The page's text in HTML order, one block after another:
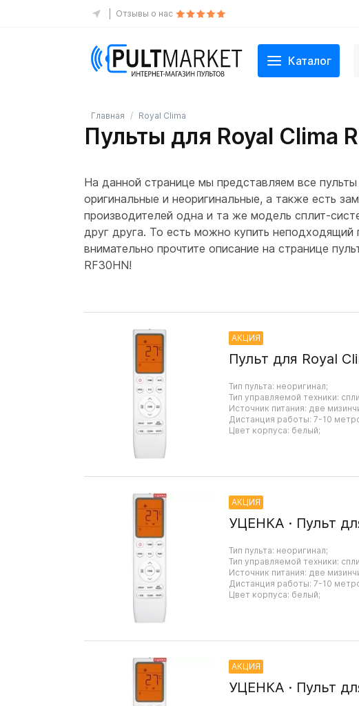
Отзывы о нас
Каталог
Главная Royal Clima
Пульты для Royal Clima
На данной странице мы представляем все
оригинальные и неоригинальные, а также есть
производителей одна и та же модель сплит-
друг друга. То есть можно купить
внимательно прочтите описание на странице
RF30HN!
АКЦИЯ
Пульт для Royal
Тип пульта: неоригинал;
Тип управляемой техники:
Источник питания: две
Дистанция работы: 7-10
Цвет корпуса: белый;
АКЦИЯ
УЦЕНКА · Пульт
Тип пульта: неоригинал;
Тип управляемой техники:
Источник питания: две
Дистанция работы: 7-10
Цвет корпуса: белый;
АКЦИЯ
УЦЕНКА · Пульт